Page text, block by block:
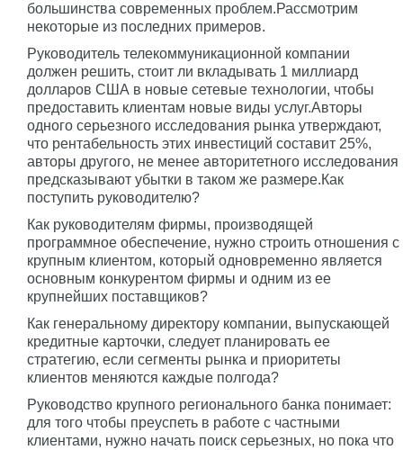
большинства современных проблем.Рассмотрим
некоторые из последних примеров.
Руководитель телекоммуникационной компании
должен решить, стоит ли вкладывать 1 миллиард
долларов США в новые сетевые технологии, чтобы
предоставить клиентам новые виды услуг.Авторы
одного серьезного исследования рынка утверждают,
что рентабельность этих инвестиций составит 25%,
авторы другого, не менее авторитетного исследования
предсказывают убытки в таком же размере.Как
поступить руководителю?
Как руководителям фирмы, производящей
программное обеспечение, нужно строить отношения с
крупным клиентом, который одновременно является
основным конкурентом фирмы и одним из ее
крупнейших поставщиков?
Как генеральному директору компании, выпускающей
кредитные карточки, следует планировать ее
стратегию, если сегменты рынка и приоритеты
клиентов меняются каждые полгода?
Руководство крупного регионального банка понимает:
для того чтобы преуспеть в работе с частными
клиентами, нужно начать поиск серьезных, но пока что